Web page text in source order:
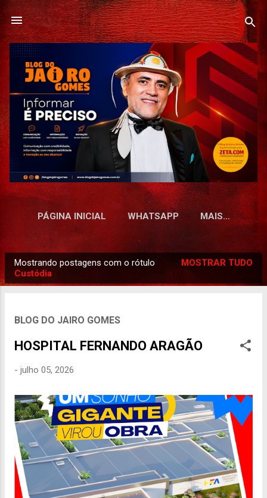
Pular para o conteúdo principal
PÁGINA INICIAL WHATSAPP MAIS…
o
Mostrando postagens com o rótulo
Custódia
MOSTRAR TUDO
BLOG DO JAIRO GOMES
HOSPITAL FERNANDO ARAGÃO
- julho 05, 2026